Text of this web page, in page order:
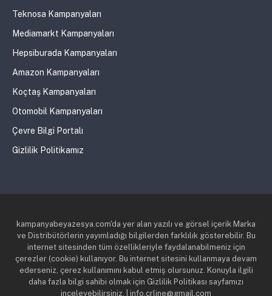
Teknosa Kampanyaları
Mediamarkt Kampanyaları
Hepsiburada Kampanyaları
Amazon Kampanyaları
Koçtaş Kampanyaları
Otomobil Kampanyaları
Çevre Bilgi Portalı
Gizlilik Politikamız
kampanyabeyazesya.com'da yer alan yazılı ve görsel içerik Marka
ve Distribütörlerin yayımladığı bilgilerden farklılık gösterebilir. Bu
internet sitesinden tüm özellikleriyle faydalanabilmeniz için
çerezler (cookie) kullanıyor. Bu internet sitesini kullanmaya devam
ederseniz, çerez kullanımını kabul etmiş olursunuz. Konuyla ilgili
daha fazla bilgi sahibi olmak için Gizlilik Politikası sayfamızı
inceleyebilirsiniz. | info.crline@gmail.com